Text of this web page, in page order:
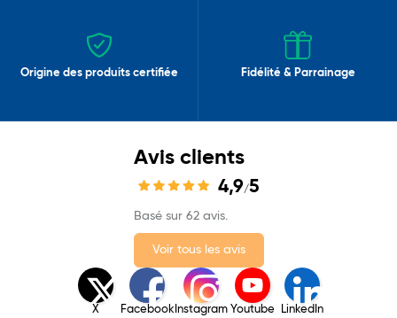
Origine des produits certifiée Fidélité & Parrainage
Avis clients
4,9/5
Basé sur 62 avis.
Voir tous les avis
X Facebook Instagram Youtube LinkedIn